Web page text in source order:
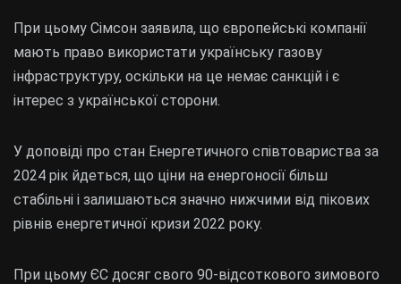
При цьому Сімсон заявила, що європейські компанії
мають право використати українську газову
інфраструктуру, оскільки на це немає санкцій і є
інтерес з української сторони.
У доповіді про стан Енергетичного співтовариства за
2024 рік йдеться, що ціни на енергоносії більш
стабільні і залишаються значно нижчими від пікових
рівнів енергетичної кризи 2022 року.
При цьому ЄС досяг свого 90-відсоткового зимового